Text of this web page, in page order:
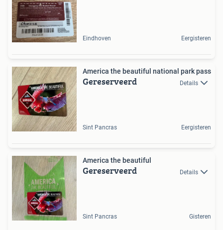
Eindhoven Eergisteren
America the beautiful national park pass
Gereserveerd Details
Sint Pancras Eergisteren
America the beautiful
Gereserveerd Details
Sint Pancras Gisteren